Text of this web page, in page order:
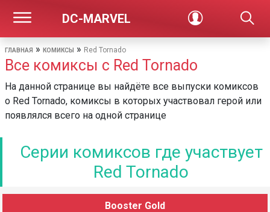
DC-MARVEL
ГЛАВНАЯ » КОМИКСЫ » Red Tornado
Все комиксы с Red Tornado
На данной странице вы найдёте все выпуски комиксов
о Red Tornado, комиксы в которых участвовал герой или
появлялся всего на одной странице
Серии комиксов где участвует
Red Tornado
Booster Gold